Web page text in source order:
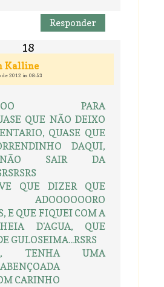
Responder
Kalline
de 2012 às 08:53
PARA
QUE NÃO DEIXO
QUASE QUE
DAQUI,
SAIR DA
QUE DIZER QUE
ADOOOOOORO
E QUE FIQUEI COM A
D'AGUA, QUE
GULOSEIMA...RSRS
TENHA UMA
CARINHO